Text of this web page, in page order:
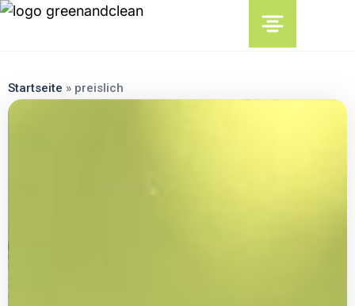
content
Startseite » preislich